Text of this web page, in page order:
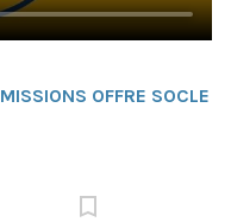
MISSIONS OFFRE SOCLE